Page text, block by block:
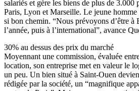
salariés et gère les biens de plus de 3.000
Paris, Lyon et Marseille. Le jeune homme
si bon chemin. “Nous prévoyons d’être
l’année, puis à l’international”, avance
30% au dessus des prix du marché
Moyennant une commission, évaluée
location, son entreprise met en valeur le
un peu. Un bien situé à Saint-Ouen
rédigée par la société, un “magnifique